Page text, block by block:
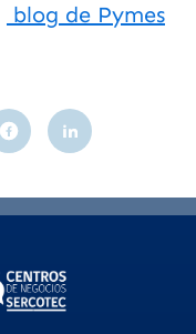
blog de Pymes